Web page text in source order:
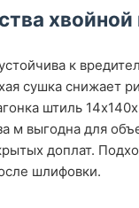
хвойной
к
сушка снижает
штиль
м выгодна для
доплат.
шлифовки.